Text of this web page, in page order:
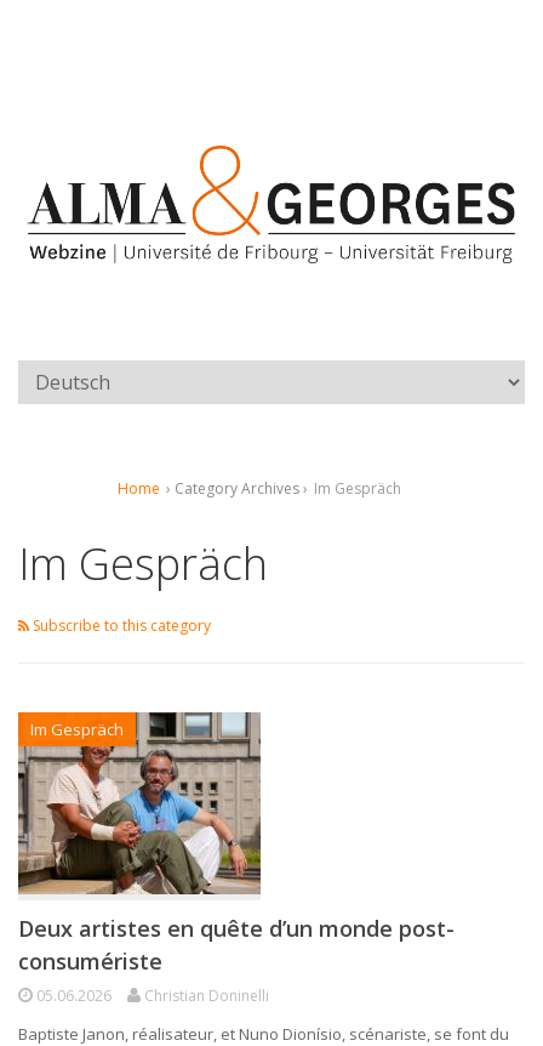
Home › Category Archives › Im Gespräch
Im Gespräch
Subscribe to this category
Im Gespräch
Deux artistes en quête d’un monde post-
consumériste
05.06.2026 Christian Doninelli
Baptiste Janon, réalisateur, et Nuno Dionísio, scénariste, se font du